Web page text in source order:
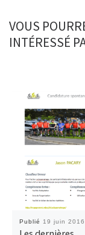
VOUS
INTÉRESSÉ
Publié 19 juin 2016